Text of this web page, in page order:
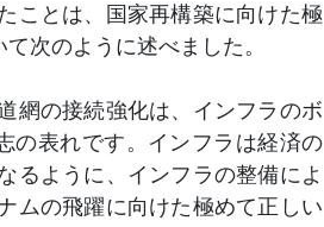
ことは、国家再構築に向けた極
次のように述べました。
網の接続強化は、インフラのボ
の表れです。インフラは経済の
るように、インフラの整備によ
ムの飛躍に向けた極めて正しい